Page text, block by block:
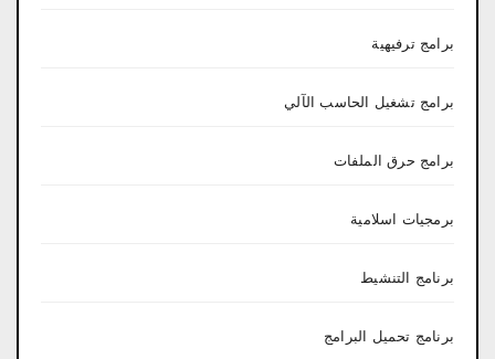
برامج ترفيهية
برامج تشغيل الحاسب الآلي
برامج حرق الملفات
برمجيات اسلامية
برنامج التنشيط
برنامج تحميل البرامج